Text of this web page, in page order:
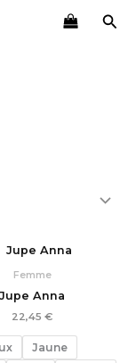
Femme
Jupe Anna
22,45 €
Jaune